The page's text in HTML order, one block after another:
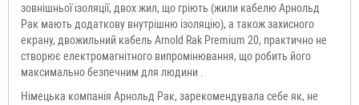
зовнішньої ізоляції, двох жил, що гріють (жили кабелю Арнольд
Рак мають додаткову внутрішню ізоляцію), а також захисного
екрану, двожильний кабель Arnold Rak Premium 20, практично не
створює електромагнітного випромінювання, що робить його
максимально безпечним для людини .
Німецька компанія Арнольд Рак, зарекомендувала себе як, не